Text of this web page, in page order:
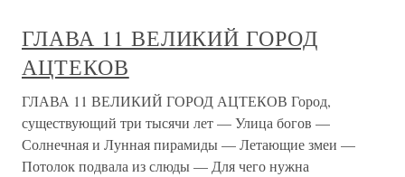
ГЛАВА 11 ВЕЛИКИЙ ГОРОД
АЦТЕКОВ
ГЛАВА 11 ВЕЛИКИЙ ГОРОД АЦТЕКОВ Город,
существующий три тысячи лет — Улица богов —
Солнечная и Лунная пирамиды — Летающие змеи —
Потолок подвала из слюды — Для чего нужна